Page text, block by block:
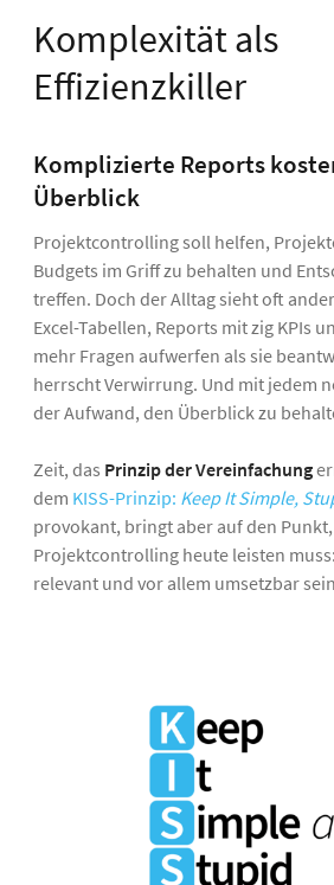
Komplexität als
Effizienzkiller
Komplizierte Reports
Überblick
Projektcontrolling soll helfen,
Budgets im Griff zu behalten und
treffen. Doch der Alltag sieht oft
Excel-Tabellen, Reports mit zig KPIs
mehr Fragen aufwerfen als sie
herrscht Verwirrung. Und mit jedem
der Aufwand, den Überblick zu
Zeit, das Prinzip der Vereinfachung
dem KISS-Prinzip: Keep It Simple,
provokant, bringt aber auf den Punkt,
Projektcontrolling heute leisten
relevant und vor allem umsetzbar